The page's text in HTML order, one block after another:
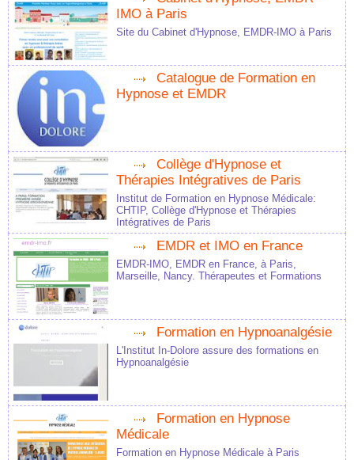
IMO à Paris
Site du Cabinet d'Hypnose, EMDR-IMO à Paris
Catalogue de Formation en
Hypnose et EMDR
Collège d'Hypnose et
Thérapies Intégratives de Paris
Institut de Formation en Hypnose Médicale:
CHTIP, Collège d'Hypnose et Thérapies
Intégratives de Paris
EMDR et IMO en France
EMDR-IMO, EMDR en France, à Paris,
Marseille, Nancy. Thérapeutes et Formations
Formation en Hypnoanalgésie
L'Institut In-Dolore assure des formations en
Hypnoanalgésie
Formation en Hypnose
Médicale
Formation en Hypnose Médicale à Paris